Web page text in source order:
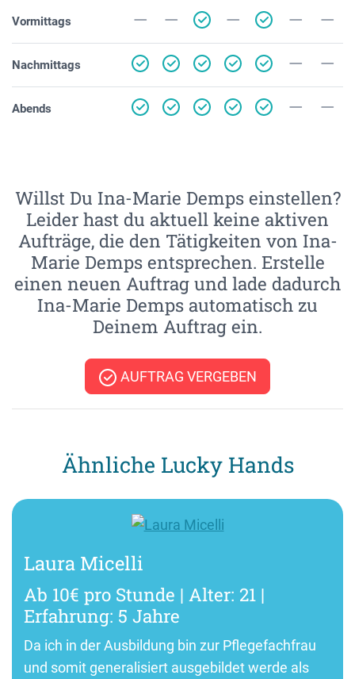
Vormittags
Nachmittags
Abends
Willst Du Ina-Marie Demps einstellen?
Leider hast du aktuell keine aktiven
Aufträge, die den Tätigkeiten von Ina-
Marie Demps entsprechen. Erstelle
einen neuen Auftrag und lade dadurch
Ina-Marie Demps automatisch zu
Deinem Auftrag ein.
AUFTRAG VERGEBEN
Ähnliche Lucky Hands
Laura Micelli
Ab 10€ pro Stunde | Alter: 21 |
Erfahrung: 5 Jahre
Da ich in der Ausbildung bin zur Pflegefachfrau
und somit generalisiert ausgebildet werde als